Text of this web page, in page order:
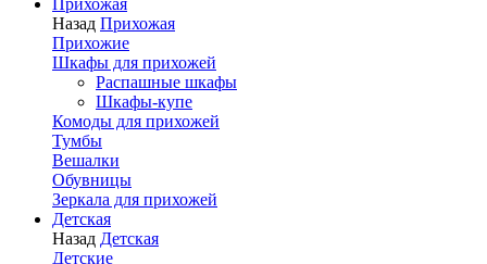
Прихожая
Назад Прихожая
Прихожие
Шкафы для прихожей
Распашные шкафы
Шкафы-купе
Комоды для прихожей
Тумбы
Вешалки
Обувницы
Зеркала для прихожей
Детская
Назад Детская
Детские